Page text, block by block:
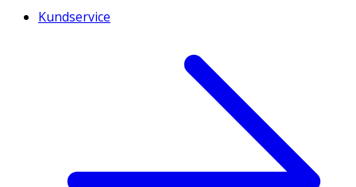
Kundservice